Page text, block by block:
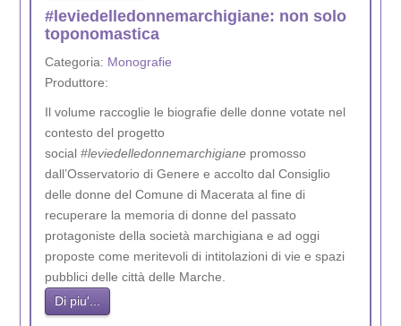
#leviedelledonnemarchigiane: non solo
toponomastica
Categoria: Monografie
Produttore:
Il volume raccoglie le biografie delle donne votate nel
contesto del progetto
social#leviedelledonnemarchigianepromosso
dall’Osservatorio di Genere e accolto dal Consiglio
delle donne del Comune di Macerata al fine di
recuperare la memoria di donne del passato
protagoniste della società marchigiana e ad oggi
proposte come meritevoli di intitolazioni di vie e spazi
pubblici delle città delle Marche.
Di piu'...